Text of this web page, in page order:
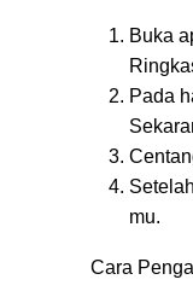
Buka
Pada
mu.
Cara